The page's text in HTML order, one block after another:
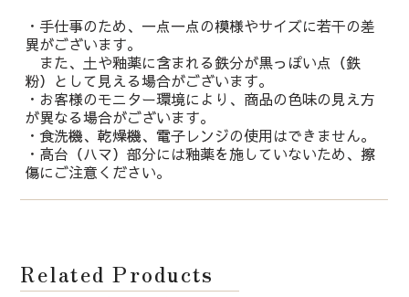
・手仕事のため、一点一点の模様やサイズに若干の差
異がございます。
また、土や釉薬に含まれる鉄分が黒っぽい点（鉄
粉）として見える場合がございます。
・お客様のモニター環境により、商品の色味の見え方
が異なる場合がございます。
・食洗機、乾燥機、電子レンジの使用はできません。
・高台（ハマ）部分には釉薬を施していないため、擦
傷にご注意ください。
Related Products